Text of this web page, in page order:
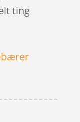
ting